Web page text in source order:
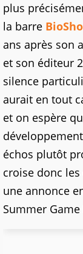
plus
la barre
ans après son
et son éditeur
silence
aurait en tout
et on espère
échos plutôt
croise donc
une annonce
Summer Game